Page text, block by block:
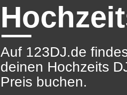
Auf 123DJ.de
deinen Hochzeits
Preis buchen.